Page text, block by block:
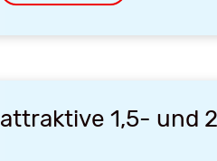
attraktive 1,5- und